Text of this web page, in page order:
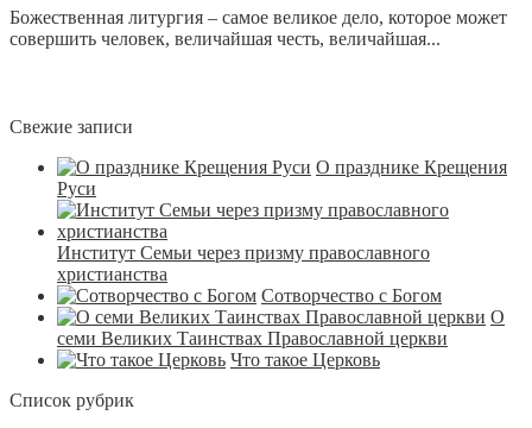
Божественная литургия – самое великое дело, которое может
совершить человек, величайшая честь, величайшая...
Свежие записи
О празднике Крещения
Руси
Институт Семьи через призму православного
христианства
Сотворчество с Богом
О
семи Великих Таинствах Православной церкви
Что такое Церковь
Список рубрик